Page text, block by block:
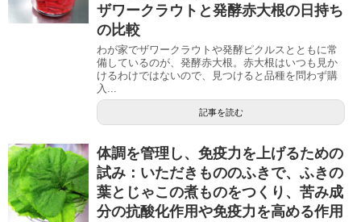
ザワークラウトと発酵赤大根の日持ち
の比較
わが家でザワークラウトや発酵ピクルスとともに常
備しているのが、発酵赤大根。赤大根はいつも見か
けるわけではないので、見つけると品種を問わず購
入...
記事を読む
体調を管理し、免疫力を上げるための
試み：いただきもののふきで、ふきの
葉とじゃこの煮ものをつくり、苦み成
分の抗酸化作用や免疫力を高める作用